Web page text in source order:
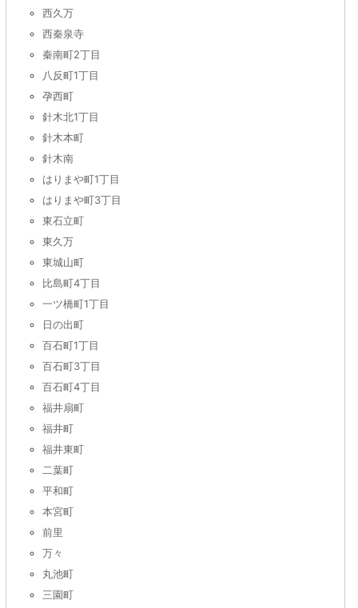
西久万
西秦泉寺
秦南町2丁目
八反町1丁目
孕西町
針木北1丁目
針木本町
針木南
はりまや町1丁目
はりまや町3丁目
東石立町
東久万
東城山町
比島町4丁目
一ツ橋町1丁目
日の出町
百石町1丁目
百石町3丁目
百石町4丁目
福井扇町
福井町
福井東町
二葉町
平和町
本宮町
前里
万々
丸池町
三園町